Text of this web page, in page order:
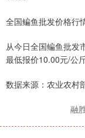
全国鳊鱼批发价格行
从今日全国鳊鱼批发
最低报价10.00元/公
数据来源：农业农村
融